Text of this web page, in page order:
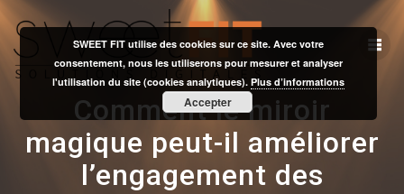
Skip
to
content
Comment le miroir
magique peut-il améliorer
l’engagement des
SWEET FIT utilise des cookies sur ce site. Avec votre
consentement, nous les utiliserons pour mesurer et analyser
l'utilisation du site (cookies analytiques).Plus d’informations
Accepter